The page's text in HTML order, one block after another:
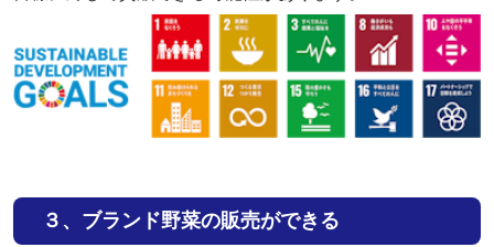
３、 ブランド野菜の販売ができる